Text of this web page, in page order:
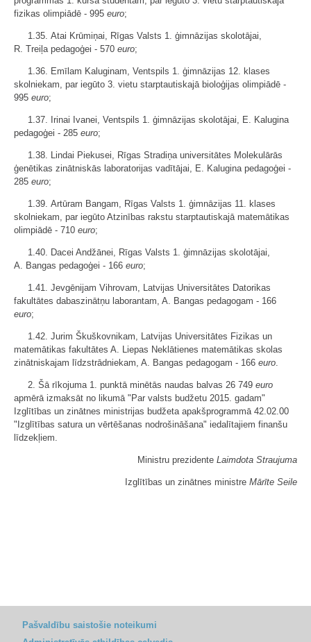
fizikas olimpiādē - 995 euro;
1.35. Atai Krūmiņai, Rīgas Valsts 1. ģimnāzijas skolotājai,
R. Treiļa pedagoģei - 570 euro;
1.36. Emīlam Kaluginam, Ventspils 1. ģimnāzijas 12. klases
skolniekam, par iegūto 3. vietu starptautiskajā bioloģijas olimpiādē -
995 euro;
1.37. Irinai Ivanei, Ventspils 1. ģimnāzijas skolotājai, E. Kalugina
pedagoģei - 285 euro;
1.38. Lindai Piekusei, Rīgas Stradiņa universitātes Molekulārās
ģenētikas zinātniskās laboratorijas vadītājai, E. Kalugina pedagoģei -
285 euro;
1.39. Artūram Bangam, Rīgas Valsts 1. ģimnāzijas 11. klases
skolniekam, par iegūto Atzinības rakstu starptautiskajā matemātikas
olimpiādē - 710 euro;
1.40. Dacei Andžānei, Rīgas Valsts 1. ģimnāzijas skolotājai,
A. Bangas pedagoģei - 166 euro;
1.41. Jevgēnijam Vihrovam, Latvijas Universitātes Datorikas
fakultātes dabaszinātņu laborantam, A. Bangas pedagogam - 166
euro;
1.42. Jurim Škuškovnikam, Latvijas Universitātes Fizikas un
matemātikas fakultātes A. Liepas Neklātienes matemātikas skolas
zinātniskajam līdzstrādniekam, A. Bangas pedagogam - 166 euro.
2. Šā rīkojuma 1. punktā minētās naudas balvas 26 749 euro
apmērā izmaksāt no likumā "Par valsts budžetu 2015. gadam"
Izglītības un zinātnes ministrijas budžeta apakšprogrammā 42.02.00
"Izglītības satura un vērtēšanas nodrošināšana" iedalītajiem finanšu
līdzekļiem.
Ministru prezidente Laimdota Straujuma
Izglītības un zinātnes ministre Mārīte Seile
Pašvaldību saistošie noteikumi